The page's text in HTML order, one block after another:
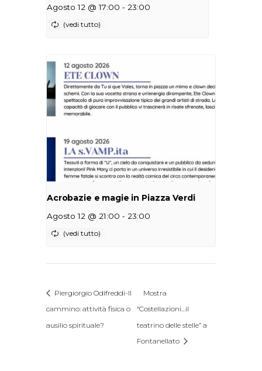
Agosto 12 @ 17:00 - 23:00
Acrobazie e magie in Piazza Verdi
Agosto 12 @ 21:00 - 23:00
Piergiorgio Odifreddi-Il
cammino: attività fisica o
ausilio spirituale?
Mostra
“Costellazioni…il
teatrino delle stelle” a
Fontanellato